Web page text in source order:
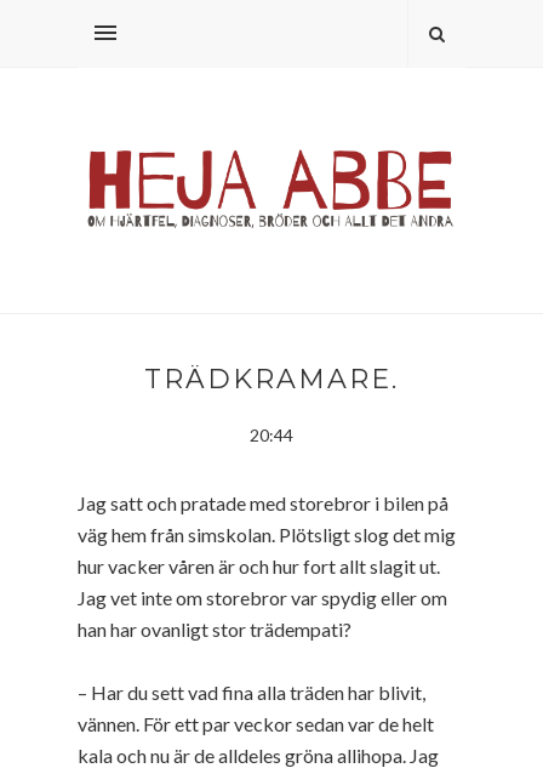
TRÄDKRAMARE.
20:44
Jag satt och pratade med storebror i bilen på
väg hem från simskolan. Plötsligt slog det mig
hur vacker våren är och hur fort allt slagit ut.
Jag vet inte om storebror var spydig eller om
han har ovanligt stor trädempati?
– Har du sett vad fina alla träden har blivit,
vännen. För ett par veckor sedan var de helt
kala och nu är de alldeles gröna allihopa. Jag